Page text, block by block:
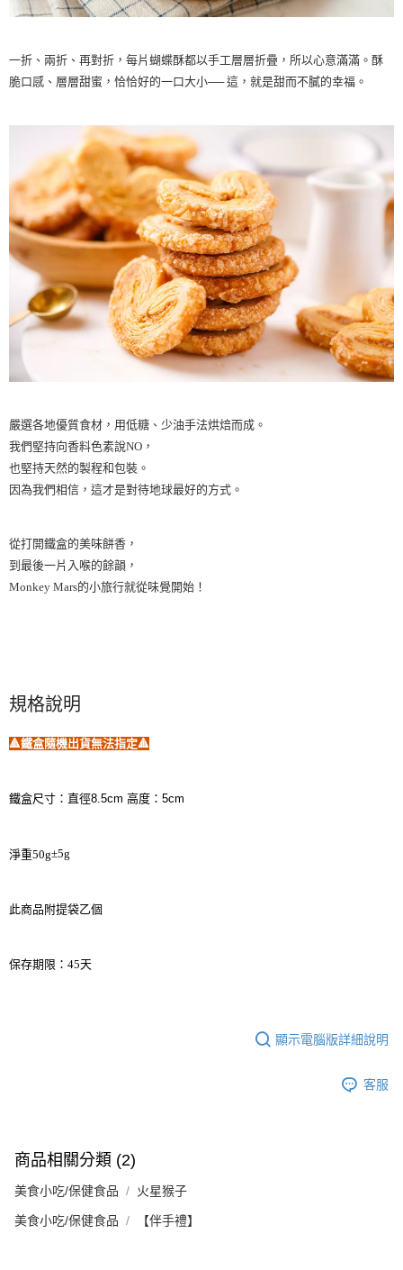
一折、兩折、再對折，每片蝴蝶酥都以手工層層折疊，所以心意滿滿。酥
脆口感、層層甜蜜，恰恰好的一口大小── 這，就是甜而不膩的幸福。
嚴選各地優質食材，用低糖、少油手法烘焙而成。
我們堅持向香料色素說NO，
也堅持天然的製程和包裝。
因為我們相信，這才是對待地球最好的方式。
從打開鐵盒的美味餅香，
到最後一片入喉的餘韻，
Monkey Mars的小旅行就從味覺開始！
規格說明
🔺鐵盒隨機出貨無法指定🔺
鐵盒尺寸：直徑8.5cm 高度：5cm
淨重50g±5g
此商品附提袋乙個
保存期限：45天
顯示電腦版詳細說明
客服
商品相關分類 (2)
美食小吃/保健食品 火星猴子
美食小吃/保健食品 【伴手禮】